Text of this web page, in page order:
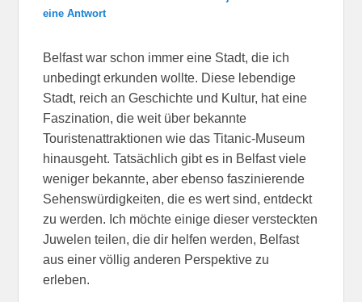
eine Antwort
Belfast war schon immer eine Stadt, die ich
unbedingt erkunden wollte. Diese lebendige
Stadt, reich an Geschichte und Kultur, hat eine
Faszination, die weit über bekannte
Touristenattraktionen wie das Titanic-Museum
hinausgeht. Tatsächlich gibt es in Belfast viele
weniger bekannte, aber ebenso faszinierende
Sehenswürdigkeiten, die es wert sind, entdeckt
zu werden. Ich möchte einige dieser versteckten
Juwelen teilen, die dir helfen werden, Belfast
aus einer völlig anderen Perspektive zu
erleben.